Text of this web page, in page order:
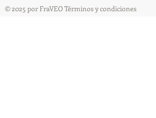
© 2025 por FraVEO Términos y condiciones